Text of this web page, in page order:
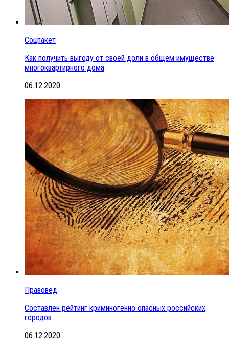
Соцпакет
Как получить выгоду от своей доли в общем имуществе
многоквартирного дома
06.12.2020
Правовед
Составлен рейтинг криминогенно опасных российских
городов
06.12.2020